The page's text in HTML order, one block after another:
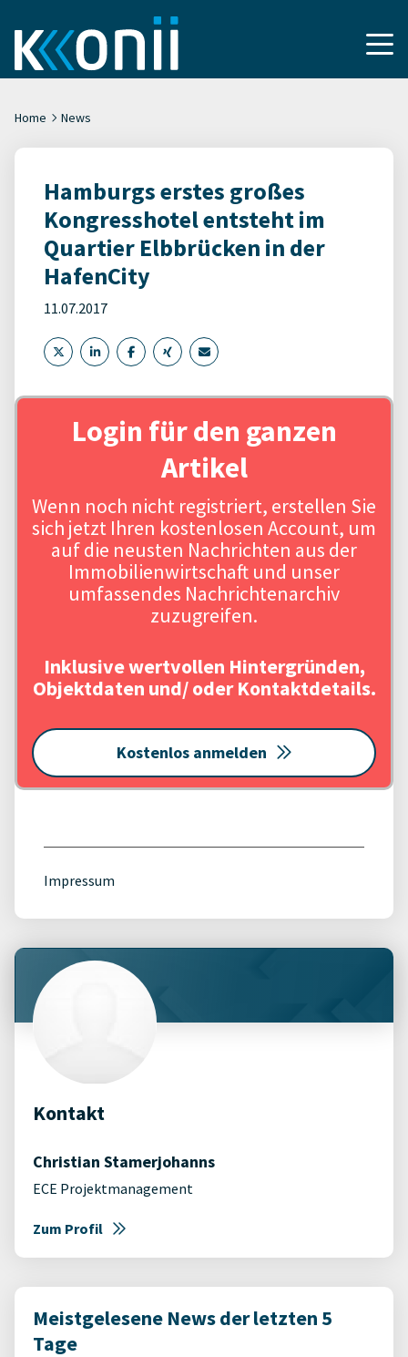
Home News
Hamburgs erstes großes
Kongresshotel entsteht im
Quartier Elbbrücken in der
HafenCity
11.07.2017
Login für den ganzen
Artikel
Wenn noch nicht registriert, erstellen Sie
sich jetzt Ihren kostenlosen Account, um
auf die neusten Nachrichten aus der
Immobilienwirtschaft und unser
umfassendes Nachrichtenarchiv
zuzugreifen.
Inklusive wertvollen Hintergründen,
Objektdaten und/ oder Kontaktdetails.
Kostenlos anmelden
Impressum
Kontakt
Christian Stamerjohanns
ECE Projektmanagement
Zum Profil
Meistgelesene News der letzten 5
Tage